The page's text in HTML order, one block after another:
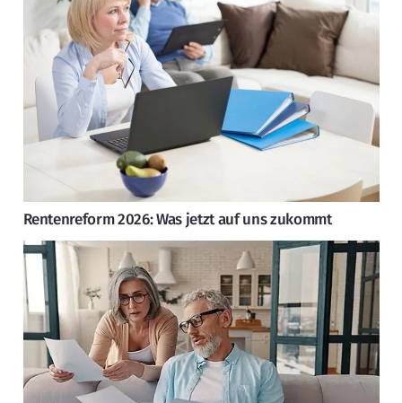
Rentenreform 2026: Was jetzt auf uns zukommt